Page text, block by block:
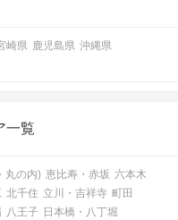
崎県 鹿児島県 沖縄県
一覧
丸の内) 恵比寿・赤坂 六本木
北千住 立川・吉祥寺 町田
八王子 日本橋・八丁堀